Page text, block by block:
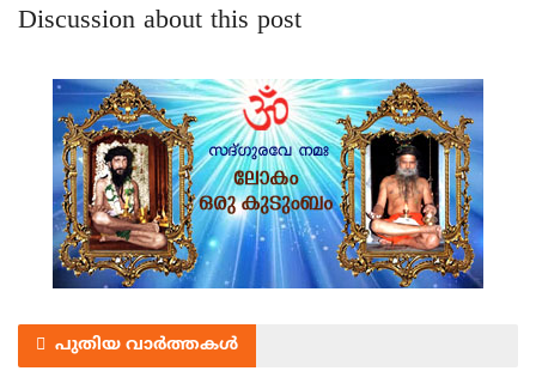
Discussion about this post
പുതിയ വാർത്തകൾ